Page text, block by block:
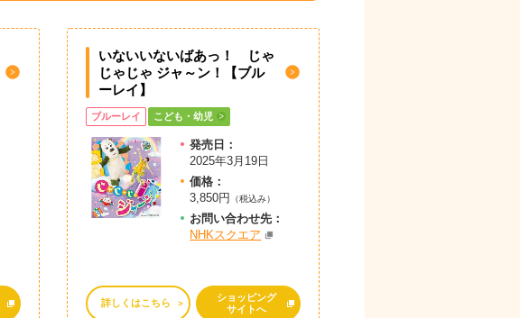
いないいないばあっ！ じゃ
じゃじゃ ジャ～ン！【ブル
ーレイ】
ブルーレイ こども・幼児
発売日：
2025年3月19日
価格：
3,850円
（税込み）
お問い合わせ先：
NHKスクエア
詳しくはこちら
ショッピング
サイトへ